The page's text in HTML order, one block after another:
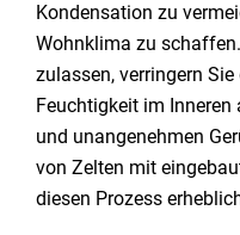
Kondensation zu
Wohnklima zu
zulassen, verringern
Feuchtigkeit im
und unangenehmen
von Zelten mit
diesen Prozess